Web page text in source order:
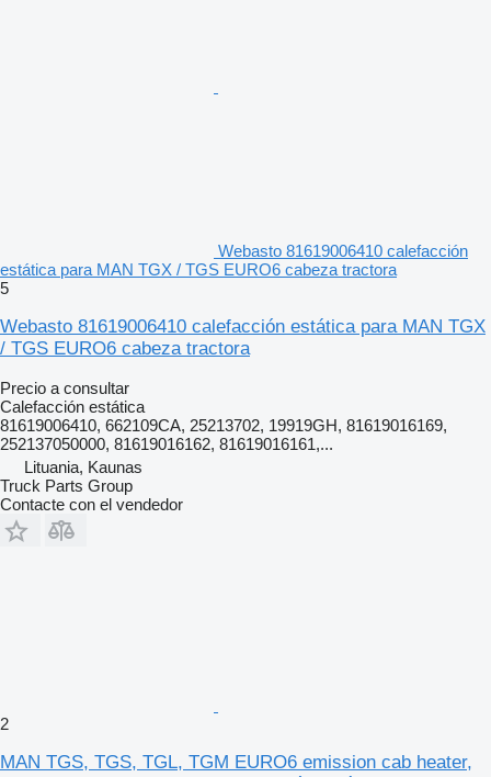
Webasto 81619006410 calefacción
estática para MAN TGX / TGS EURO6 cabeza tractora
5
Webasto 81619006410 calefacción estática para MAN TGX
/ TGS EURO6 cabeza tractora
Precio a consultar
Calefacción estática
81619006410, 662109CA, 25213702, 19919GH, 81619016169,
252137050000, 81619016162, 81619016161,...
Lituania, Kaunas
Truck Parts Group
Contacte con el vendedor
2
MAN TGS, TGS, TGL, TGM EURO6 emission cab heater,